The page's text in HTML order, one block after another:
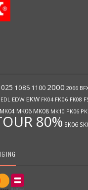
1085 1100 2000 2066
EDL EDW EKW FK04 FK06 FK08
MK04 MK06 MK08 MK10 PK06
80% SK06